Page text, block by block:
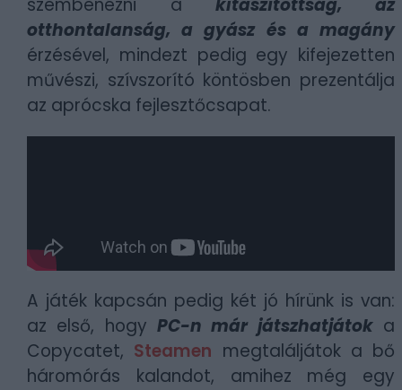
szembenézni akitaszítottság, az
otthontalanság, a gyász és a magány
érzésével, mindezt pedig egy kifejezetten
művészi, szívszorító köntösben prezentálja
az aprócska fejlesztőcsapat.
A játék kapcsán pedig két jó hírünk is van:
az első, hogy PC-n már játszhatjátoka
Copycatet, Steamen megtaláljátok a bő
háromórás kalandot, amihez még egy